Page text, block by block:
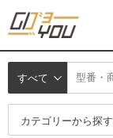
すべて
カテゴリーから探す